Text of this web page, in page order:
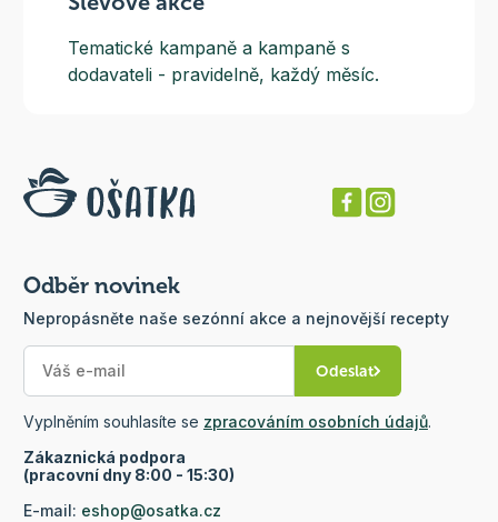
Tematické kampaně a kampaně s
dodavateli - pravidelně, každý měsíc.
Odběr novinek
Nepropásněte naše sezónní akce a nejnovější recepty
Odeslat
Vyplněním souhlasíte se zpracováním osobních údajů.
Zákaznická podpora
(pracovní dny 8:00 - 15:30)
E-mail: eshop@osatka.cz